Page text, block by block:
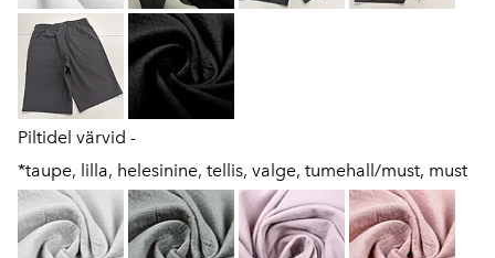
Piltidel värvid -
*taupe, lilla, helesinine, tellis, valge, tumehall/must, must